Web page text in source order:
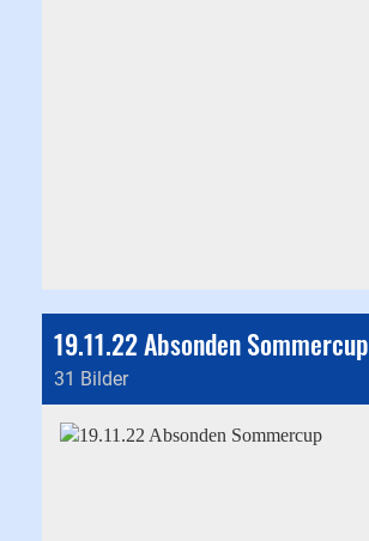
19.11.22 Absonden Sommercup
31 Bilder